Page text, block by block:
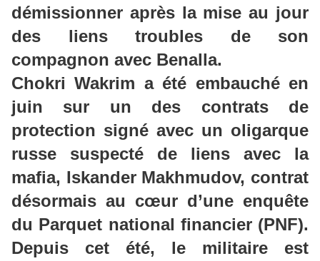
démissionner après la mise au jour
des liens troubles de son
compagnon avec Benalla.
ChokriWakrim a été embauché en
juin sur un des contrats de
protection signé avec un oligarque
russe suspecté de liens avec la
mafia, Iskander Makhmudov, contrat
désormais au cœur d’une enquête
du Parquet national financier (PNF).
Depuis cet été, le militaire est